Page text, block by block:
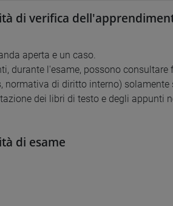
di verifica
aperta e un caso.
durante l'esame, possono
normativa di diritto interno)
dei libri di testo e degli appunti
di esame